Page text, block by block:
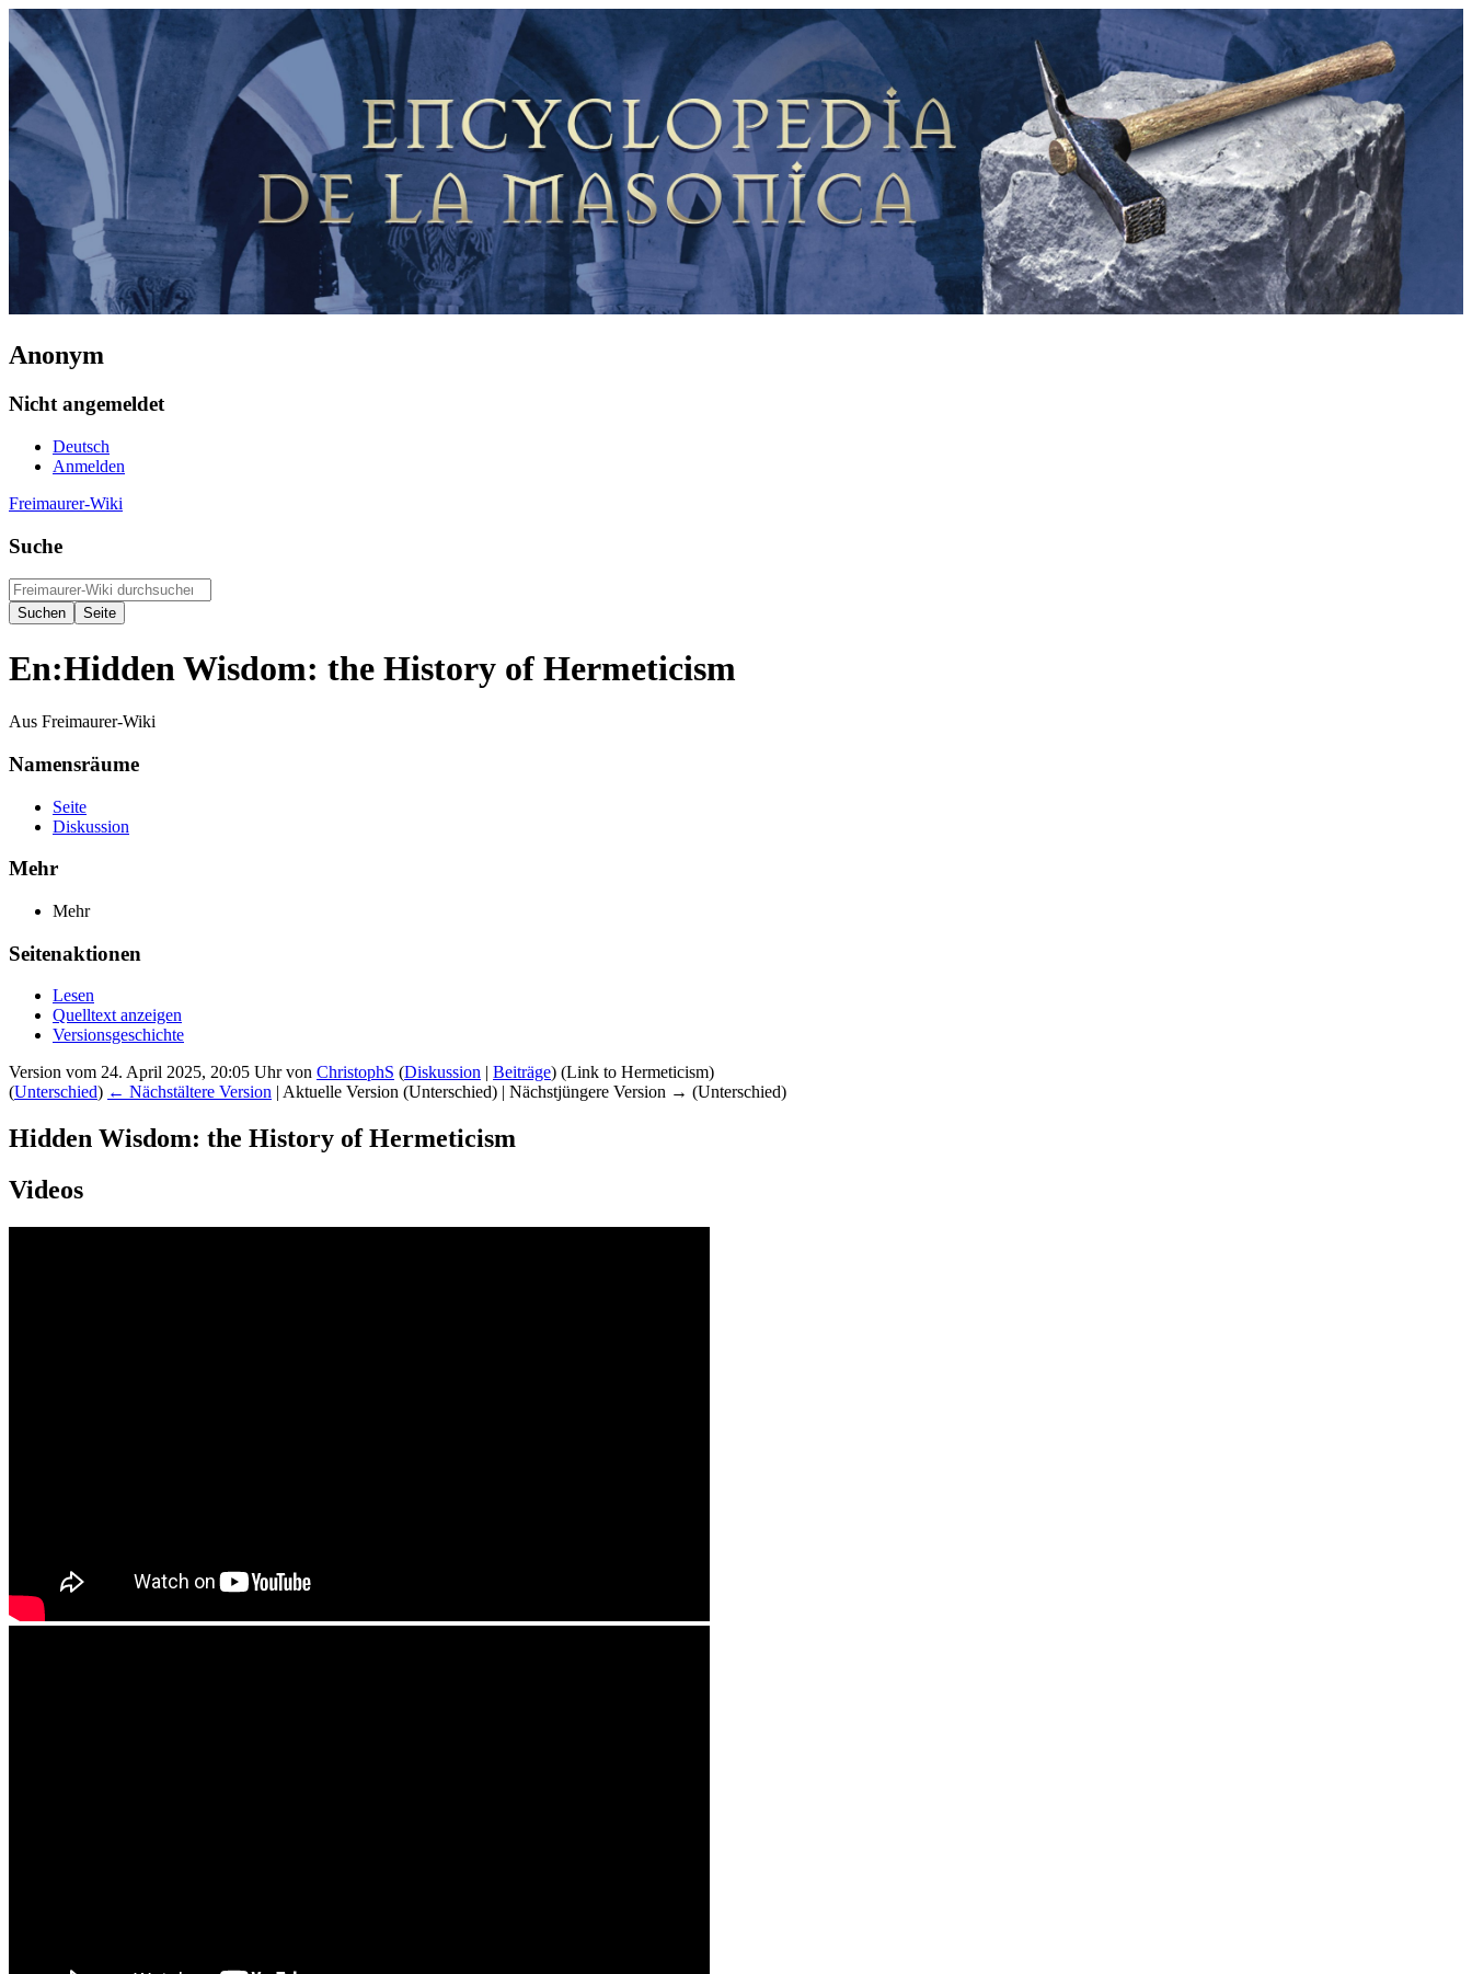
Anonym
Nicht angemeldet
Deutsch
Anmelden
Freimaurer-Wiki
Suche
En:Hidden Wisdom: the History of Hermeticism
Aus Freimaurer-Wiki
Namensräume
Seite
Diskussion
Mehr
Mehr
Seitenaktionen
Lesen
Quelltext anzeigen
Versionsgeschichte
Version vom 24. April 2025, 20:05 Uhr von ChristophS (Diskussion Beiträge) (Link to Hermeticism)
(Unterschied) ← Nächstältere Version | Aktuelle Version (Unterschied) | Nächstjüngere Version → (Unterschied)
Hidden Wisdom: the History of Hermeticism
Videos